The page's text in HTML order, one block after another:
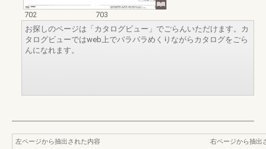
702
703
お探しのページは「カタログビュー」でごらんいただけます。カ
タログビューではweb上でパラパラめくりながらカタログをごら
んになれます。
左ページから抽出された内容
右ページから抽出